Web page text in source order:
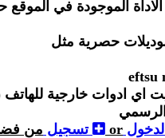
الموجودة في الموقع
حصرية مثل
اي ادوات خارجية
or تسجيل من